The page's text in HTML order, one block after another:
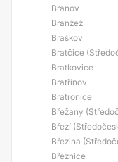
Branov
Branžež
Braškov
Bratčice
Bratkovice
Bratřínov
Bratronice
Břežany
Březí
Březina
Březnice